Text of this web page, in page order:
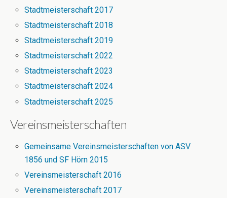
Stadtmeisterschaft 2017
Stadtmeisterschaft 2018
Stadtmeisterschaft 2019
Stadtmeisterschaft 2022
Stadtmeisterschaft 2023
Stadtmeisterschaft 2024
Stadtmeisterschaft 2025
Vereinsmeisterschaften
Gemeinsame Vereinsmeisterschaften von ASV
1856 und SF Hörn 2015
Vereinsmeisterschaft 2016
Vereinsmeisterschaft 2017